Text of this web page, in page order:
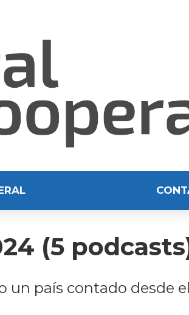
(5
un país contado desde